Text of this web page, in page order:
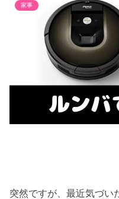
家事
突然ですが、最近気づい